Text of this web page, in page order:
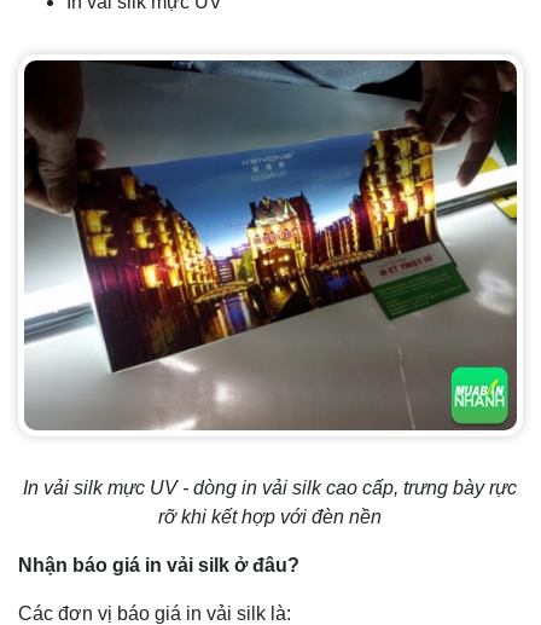
In vải silk mực UV - dòng in vải silk cao cấp, trưng bày rực
rỡ khi kết hợp với đèn nền
Nhận báo giá in vải silk ở đâu?
Các đơn vị báo giá in vải silk là: